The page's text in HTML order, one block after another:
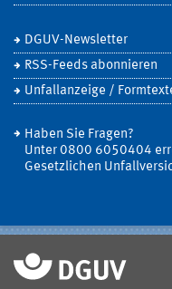
DGUV-Newsletter
RSS-Feeds abonnieren
Unfallanzeige /
Haben Sie Fragen?
Unter 0800 6050404
Gesetzlichen